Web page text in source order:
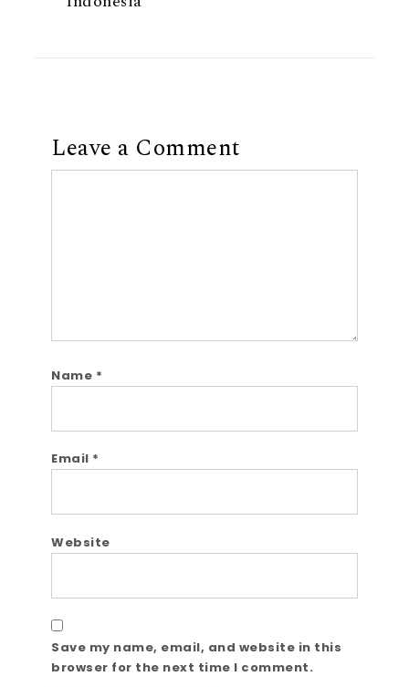
Leave a Comment
Name *
Email *
Website
Save my name, email, and website in this
browser for the next time I comment.